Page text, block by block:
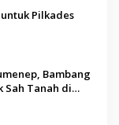
Pilkades
Bambang
Sah Tanah di